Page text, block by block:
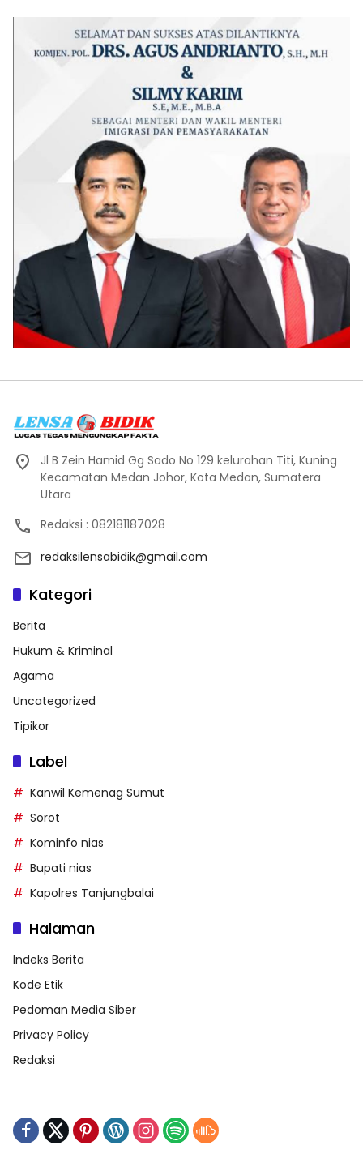
Jl B Zein Hamid Gg Sado No 129 kelurahan Titi, Kuning
Kecamatan Medan Johor, Kota Medan, Sumatera
Utara
Redaksi : 082181187028
redaksilensabidik@gmail.com
Kategori
Berita
Hukum & Kriminal
Agama
Uncategorized
Tipikor
Label
Kanwil Kemenag Sumut
Sorot
Kominfo nias
Bupati nias
Kapolres Tanjungbalai
Halaman
Indeks Berita
Kode Etik
Pedoman Media Siber
Privacy Policy
Redaksi